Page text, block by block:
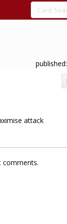
published:
attack
comments.